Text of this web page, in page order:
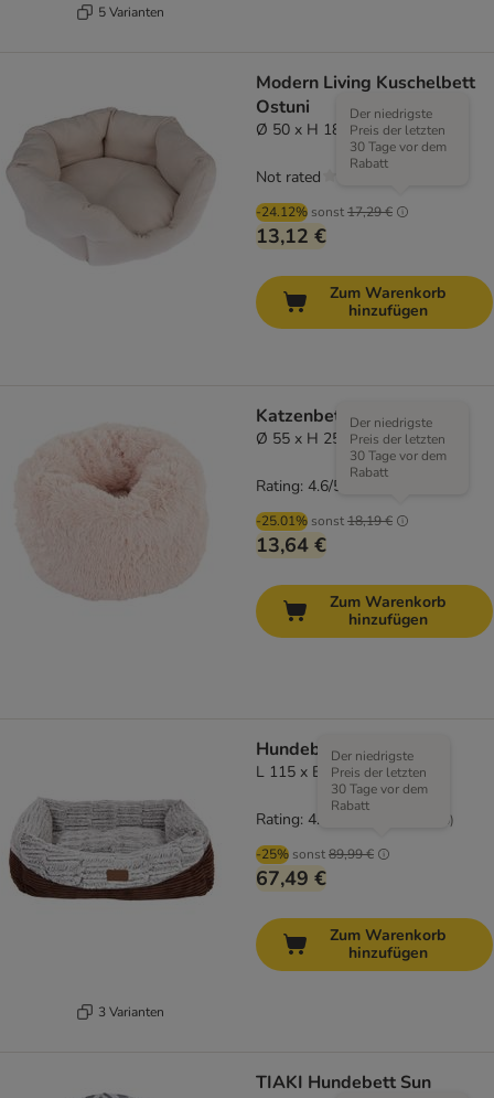
5 Varianten
Modern Living Kuschelbett
Ostuni
Ø 50 x H 18 cm
-24.12% sonst17,29 €
Der niedrigste
Preis der letzten
30 Tage vor dem
Rabatt
13,12 €
Not rated
Zum Warenkorb
hinzufügen
Katzenbett Mochi - rosa
Ø 55 x H 25 cm
-25.01% sonst18,19 €
Der niedrigste
Preis der letzten
30 Tage vor dem
Rabatt
13,64 €
Rating: 4.6/5
Zum Warenkorb
hinzufügen
3 Varianten
Hundebett hyggelig
L 115 x B 70 x H 32 cm
-25% sonst89,99 €
Der niedrigste
Preis der letzten
30 Tage vor dem
Rabatt
67,49 €
Rating: 4.7/5 35)
Zum Warenkorb
hinzufügen
TIAKI Hundebett Sun